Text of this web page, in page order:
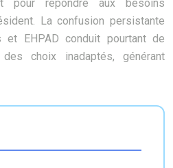
pour répondre aux besoins
La confusion persistante
et EHPAD conduit pourtant de
choix inadaptés, générant